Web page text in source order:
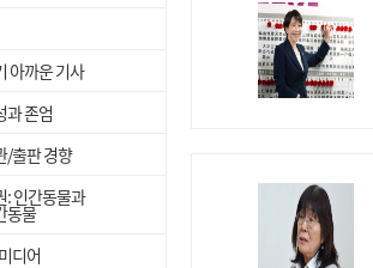
아까운 기사
과 존엄
/출판 경향
: 인간동물과
동물
디어